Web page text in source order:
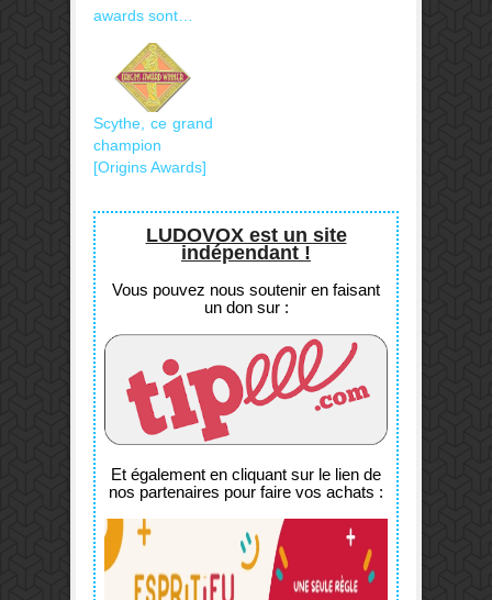
awards sont…
Scythe, ce grand
champion
[Origins Awards]
LUDOVOX est un site
indépendant !
Vous pouvez nous soutenir en faisant
un don sur :
Et également en cliquant sur le lien de
nos partenaires pour faire vos achats :